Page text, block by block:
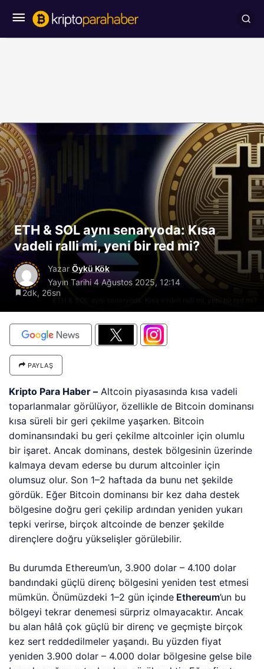
ETH & SOL aynı senaryoda: Kısa
vadeli ralli mi, yeni bir red mi?
Yazar Öykü Kök
Yayın Tarihi4 Ağustos 2025, 12:14
2dk, 26sn
PAYLAŞ
Kripto Para Haber – Altcoin piyasasında kısa vadeli
toparlanmalar görülüyor, özellikle de Bitcoin dominansı
kısa süreli bir geri çekilme yaşarken. Bitcoin
dominansındaki bu geri çekilme altcoinler için olumlu
bir işaret. Ancak dominans, destek bölgesinin üzerinde
kalmaya devam ederse bu durum altcoinler için
olumsuz olur. Son 1–2 haftada da bunu net şekilde
gördük. Eğer Bitcoin dominansı bir kez daha destek
bölgesine doğru geri çekilip ardından yeniden yukarı
tepki verirse, birçok altcoinde de benzer şekilde
dirençlere doğru yükselişler görülebilir.
Bu durumda Ethereum’un, 3.900 dolar – 4.100 dolar
bandındaki güçlü direnç bölgesini yeniden test etmesi
mümkün. Önümüzdeki 1–2 gün içinde Ethereum’un bu
bölgeyi tekrar denemesi sürpriz olmayacaktır. Ancak
bu alan hâlâ çok güçlü bir direnç ve geçmişte birçok
kez sert reddedilmeler yaşandı. Bu yüzden fiyat
yeniden 3.900 dolar – 4.000 dolar bölgesine gelse bile